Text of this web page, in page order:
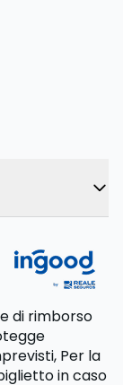
di rimborso
Per la
in caso